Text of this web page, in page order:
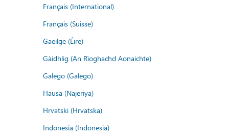
Français (International)
Français (Suisse)
Gaeilge (Éire)
Gàidhlig (An Rìoghachd Aonaichte)
Galego (Galego)
Hausa (Najeriya)
Hrvatski (Hrvatska)
Indonesia (Indonesia)